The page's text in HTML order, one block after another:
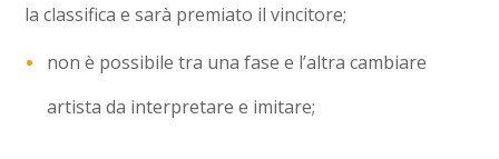
la classifica e sarà premiato il vincitore;
non è possibile tra una fase e l’altra cambiare
artista da interpretare e imitare;